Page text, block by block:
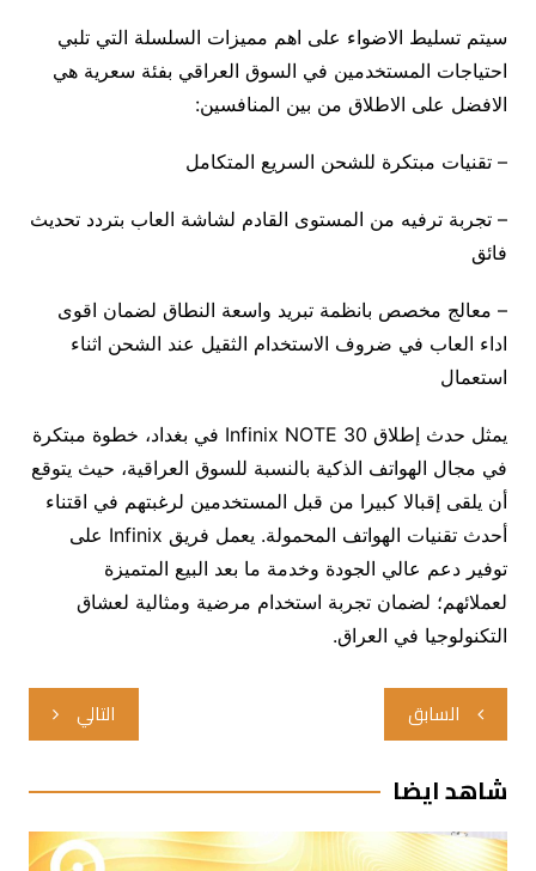
سيتم تسليط الاضواء على اهم مميزات السلسلة التي تلبي
احتياجات المستخدمين في السوق العراقي بفئة سعرية هي
الافضل على الاطلاق من بين المنافسين:
– تقنيات مبتكرة للشحن السريع المتكامل
– تجربة ترفيه من المستوى القادم لشاشة العاب بتردد تحديث
فائق
– معالج مخصص بانظمة تبريد واسعة النطاق لضمان اقوى
اداء العاب في ضروف الاستخدام الثقيل عند الشحن اثناء
استعمال
يمثل حدث إطلاق Infinix NOTE 30 في بغداد، خطوة مبتكرة
في مجال الهواتف الذكية بالنسبة للسوق العراقية، حيث يتوقع
أن يلقى إقبالا كبيرا من قبل المستخدمين لرغبتهم في اقتناء
أحدث تقنيات الهواتف المحمولة. يعمل فريق Infinix على
توفير دعم عالي الجودة وخدمة ما بعد البيع المتميزة
لعملائهم؛ لضمان تجربة استخدام مرضية ومثالية لعشاق
التكنولوجيا في العراق.
تصفّح
المقالات
السابق التالي
شاهد ايضا